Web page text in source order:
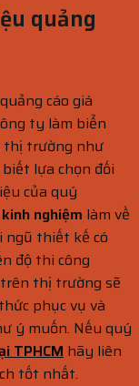
quảng
cáo giá
ty làm biển
thị trường như
lựa chọn đối
của quý
nghiệm làm về
ngũ thiết kế có
độ thi công
thị trường sẽ
phục vụ và
ý muốn. Nếu quý
TPHCM hãy liên
tốt nhất.